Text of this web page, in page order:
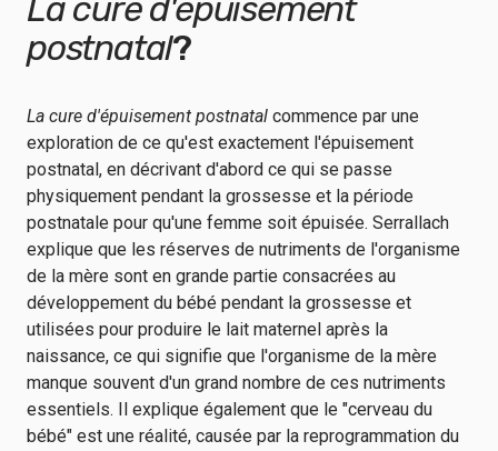
La cure d'épuisement
postnatal?
La cure d'épuisement postnatal commence par une
exploration de ce qu'est exactement l'épuisement
postnatal, en décrivant d'abord ce qui se passe
physiquement pendant la grossesse et la période
postnatale pour qu'une femme soit épuisée. Serrallach
explique que les réserves de nutriments de l'organisme
de la mère sont en grande partie consacrées au
développement du bébé pendant la grossesse et
utilisées pour produire le lait maternel après la
naissance, ce qui signifie que l'organisme de la mère
manque souvent d'un grand nombre de ces nutriments
essentiels. Il explique également que le "cerveau du
bébé" est une réalité, causée par la reprogrammation du